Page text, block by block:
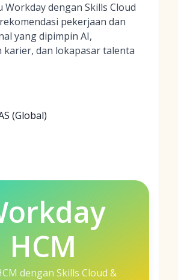
Workday dengan Skills Cloud
pekerjaan dan
yang dipimpin AI,
karier, dan lokapasar talenta
(Global)
HCM
dengan Skills Cloud &